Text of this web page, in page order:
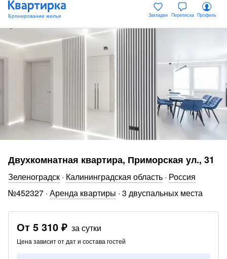
Закладки Переписка Профиль
Двухкомнатная квартира, Приморская ул., 31
Зеленоградск · Калининградская область · Россия
№452327 · Аренда квартиры · 3 двуспальных места
От 5 310 ₽ за сутки
Цена зависит от дат и состава гостей